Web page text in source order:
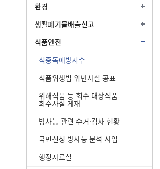
환경
생활폐기물배출신고
식품안전
식중독예방지수
식품위생법 위반사실 공표
위해식품 등 회수 대상식품
회수사실 게재
방사능 관련 수거·검사 현황
국민신청 방사능 분석 사업
행정자료실